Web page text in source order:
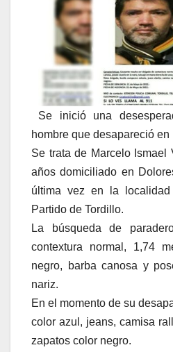
Se inició una
hombre que desapareció
Se trata de Marcelo Ismael
años domiciliado en
última vez en la
Partido de Tordillo.
La búsqueda de
contextura normal, 1,74
negro, barba canosa y
nariz.
En el momento de su
color azul, jeans, camisa
zapatos color negro.